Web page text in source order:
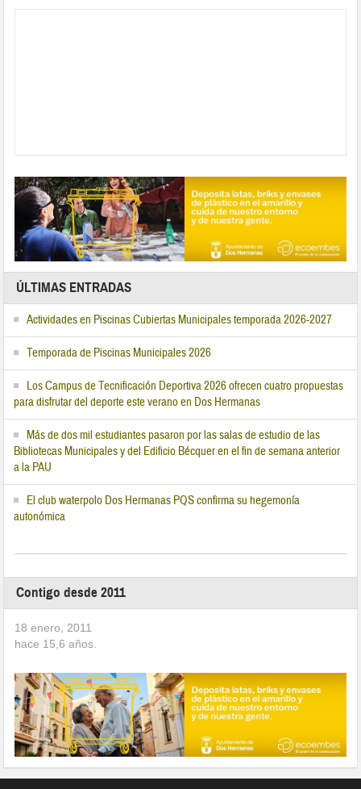
ÚLTIMAS ENTRADAS
Actividades en Piscinas Cubiertas Municipales temporada 2026-2027
Temporada de Piscinas Municipales 2026
Los Campus de Tecnificación Deportiva 2026 ofrecen cuatro propuestas
para disfrutar del deporte este verano en Dos Hermanas
Más de dos mil estudiantes pasaron por las salas de estudio de las
Bibliotecas Municipales y del Edificio Bécquer en el fin de semana anterior
a la PAU
El club waterpolo Dos Hermanas PQS confirma su hegemonía
autonómica
Contigo desde 2011
18 enero, 2011
hace 15,6 años.